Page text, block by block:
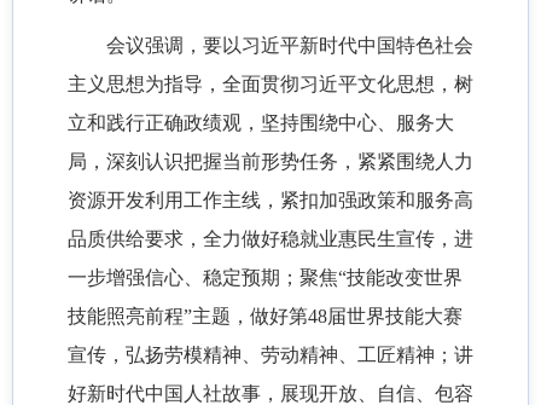
会议强调，要以习近平新时代中国特色社会
主义思想为指导，全面贯彻习近平文化思想，树
立和践行正确政绩观，坚持围绕中心、服务大
局，深刻认识把握当前形势任务，紧紧围绕人力
资源开发利用工作主线，紧扣加强政策和服务高
品质供给要求，全力做好稳就业惠民生宣传，进
一步增强信心、稳定预期；聚焦“技能改变世界
技能照亮前程”主题，做好第48届世界技能大赛
宣传，弘扬劳模精神、劳动精神、工匠精神；讲
好新时代中国人社故事，展现开放、自信、包容